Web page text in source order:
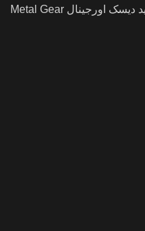
محصولات برچسب خورده “خرید دیسک اورجینال Metal Gear